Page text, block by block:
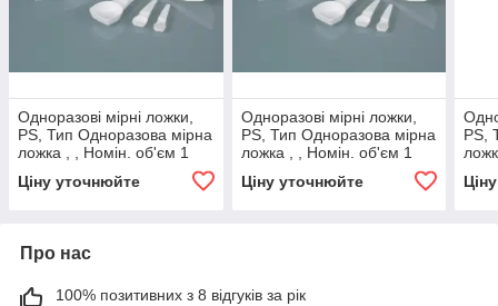
Одноразові мірні ложки,
PS, Тип Одноразова мірна
ложка , , Номін. об'єм 1
Ціну уточнюйте
Одноразові мірні ложки,
PS, Тип Одноразова мірна
ложка , , Номін. об'єм 1
мл, Стерильні + , Bürkle,
Ціну уточнюйте
PS,
Про нас
100% позитивних з 8 відгуків за рік